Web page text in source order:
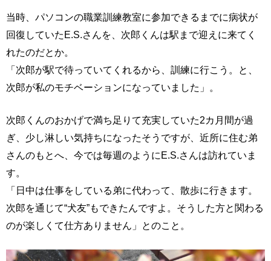
当時、パソコンの職業訓練教室に参加できるまでに病状が
回復していたE.S.さんを、次郎くんは駅まで迎えに来てく
れたのだとか。
「次郎が駅で待っていてくれるから、訓練に行こう。と、
次郎が私のモチベーションになっていました」。
次郎くんのおかげで満ち足りて充実していた2カ月間が過
ぎ、少し淋しい気持ちになったそうですが、近所に住む弟
さんのもとへ、今では毎週のようにE.S.さんは訪れていま
す。
「日中は仕事をしている弟に代わって、散歩に行きます。
次郎を通じて“犬友”もできたんですよ。そうした方と関わる
のが楽しくて仕方ありません」とのこと。